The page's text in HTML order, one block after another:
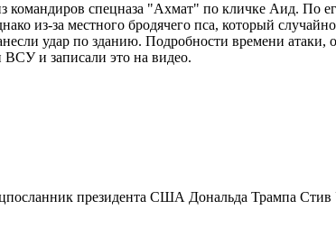
командиров спецназа "Ахмат" по кличке Аид. По
из-за местного бродячего пса, который
удар по зданию. Подробности времени атаки,
и записали это на видео.
президента США Дональда Трампа